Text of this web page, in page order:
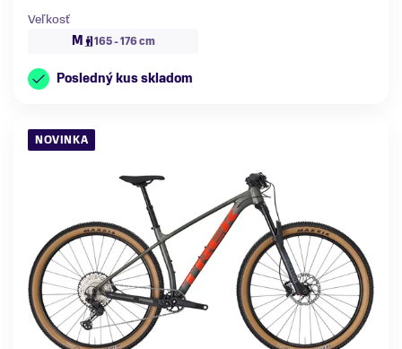
Veľkosť
M
165 - 176 cm
Posledný kus skladom
NOVINKA